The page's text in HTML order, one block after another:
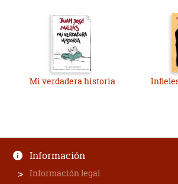
Mi verdadera historia
Información
Información legal